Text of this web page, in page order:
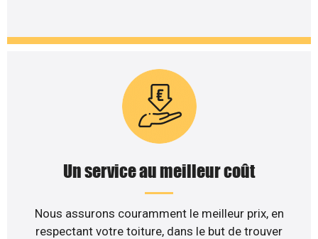
Un service au meilleur coût
Nous assurons couramment le meilleur prix, en
respectant votre toiture, dans le but de trouver